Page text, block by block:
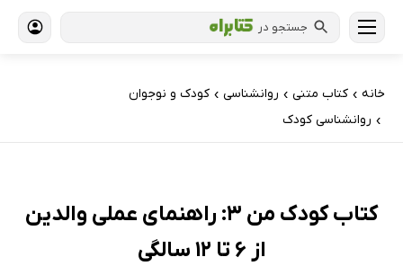
جستجو در
خانه › کتاب‌ متنی › روانشناسی › کودک و نوجوان
› روانشناسی کودک
کتاب کودک من 3: راهنمای عملی والدین
از 6 تا 12 سالگی